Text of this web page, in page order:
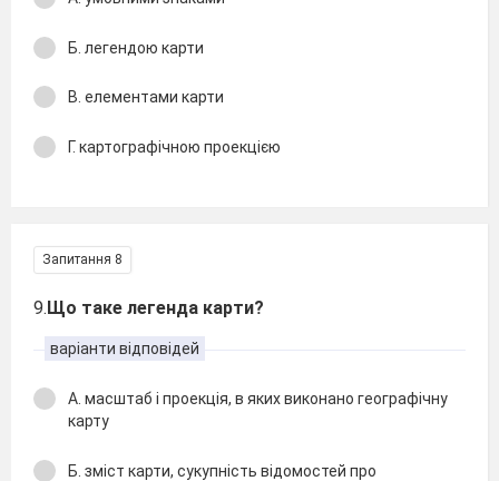
Б. легендою карти
В. елементами карти
Г. картографічною проекцією
Запитання 8
9.Що таке легенда карти?
варіанти відповідей
А. масштаб і проекція, в яких виконано географічну
карту
Б. зміст карти, сукупність відомостей про